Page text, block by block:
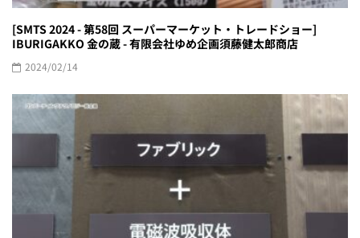
[SMTS 2024 - 第58回 スーパーマーケット・トレードショー]
IBURIGAKKO 金の蔵 - 有限会社ゆめ企画須藤健太郎商店
2024/02/14